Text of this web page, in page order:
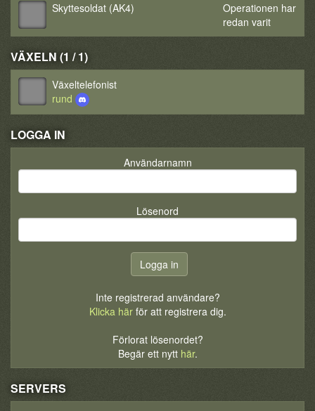
Skyttesoldat (AK4)
Operationen har
redan varit
VÄXELN (1 / 1)
Växeltelefonist
rund
LOGGA IN
Användarnamn
Lösenord
Inte registrerad användare?
Klicka härför att registrera dig.
Förlorat lösenordet?
Begär ett nytt här.
SERVERS